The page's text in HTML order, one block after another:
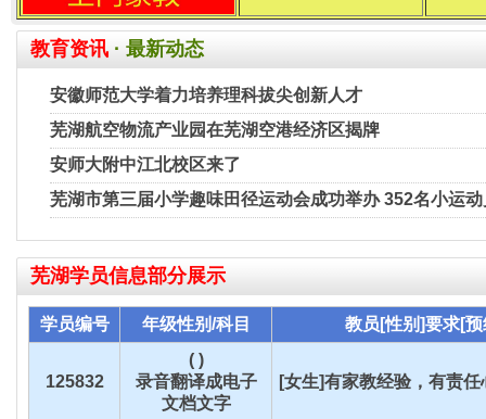
教育资讯 · 最新动态
安徽师范大学着力培养理科拔尖创新人才
芜湖航空物流产业园在芜湖空港经济区揭牌
安师大附中江北校区来了
芜湖市第三届小学趣味田径运动会成功举办 352名小运
芜湖学员信息部分展示
学员编号 年级性别/科目 教员[性别]要求[
125832
( )
录音翻译成电子
文档文字
[女生]有家教经验，有责任